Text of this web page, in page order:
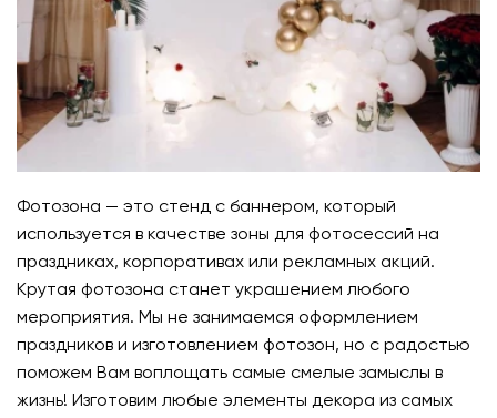
Фотозона — это стенд с баннером, который
используется в качестве зоны для фотосессий на
праздниках, корпоративах или рекламных акций.
Крутая фотозона станет украшением любого
мероприятия. Мы не занимаемся оформлением
праздников и изготовлением фотозон, но с радостью
поможем Вам воплощать самые смелые замыслы в
жизнь! Изготовим любые элементы декора из самых